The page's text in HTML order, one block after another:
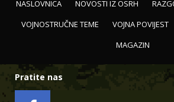
NASLOVNICA NOVOSTI IZ OSRH
VOJNOSTRUČNE TEME
VOJNA POVIJEST
MAGAZIN
Pratite nas